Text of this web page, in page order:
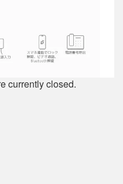
currently closed.